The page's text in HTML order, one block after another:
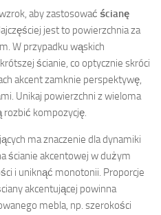
aby zastosować ścianę
jest to powierzchnia za
W przypadku wąskich
ścianie, co optycznie skróci
akcent zamknie perspektywę,
Unikaj powierzchni z wieloma
kompozycję.
ma znaczenie dla dynamiki
ścianie akcentowej w dużym
i uniknąć monotonii. Proporcje
akcentującej powinna
mebla, np. szerokości